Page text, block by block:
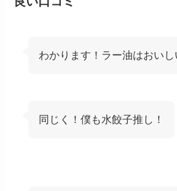
わかります！ラー油はおいし
同じく！僕も水餃子推し！